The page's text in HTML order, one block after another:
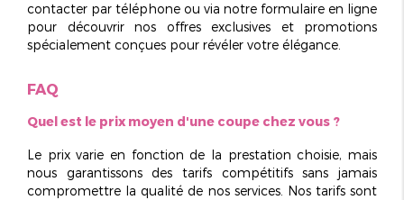
contacter par téléphone ou via notre formulaire en ligne
pour découvrir nos offres exclusives et promotions
spécialement conçues pour révéler votre élégance.
FAQ
Quel est le prix moyen d'une coupe chez vous ?
Le prix varie en fonction de la prestation choisie, mais
nous garantissons des tarifs compétitifssans jamais
compromettre la qualité de nos services. Nos tarifs sont